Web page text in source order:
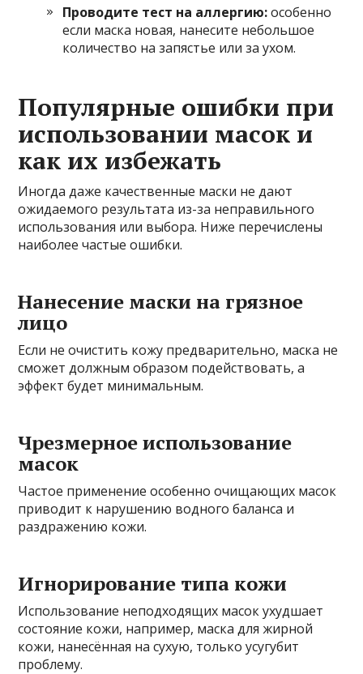
Проводите тест на аллергию:особенно
если маска новая, нанесите небольшое
количество на запястье или за ухом.
Популярные ошибки при
использовании масок и
как их избежать
Иногда даже качественные маски не дают
ожидаемого результата из-за неправильного
использования или выбора. Ниже перечислены
наиболее частые ошибки.
Нанесение маски на грязное
лицо
Если не очистить кожу предварительно, маска не
сможет должным образом подействовать, а
эффект будет минимальным.
Чрезмерное использование
масок
Частое применение особенно очищающих масок
приводит к нарушению водного баланса и
раздражению кожи.
Игнорирование типа кожи
Использование неподходящих масок ухудшает
состояние кожи, например, маска для жирной
кожи, нанесённая на сухую, только усугубит
проблему.